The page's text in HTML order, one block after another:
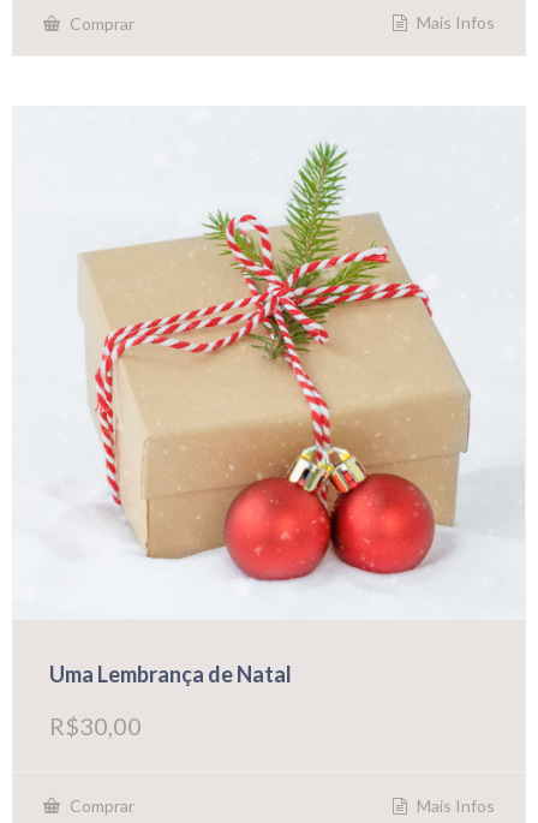
Comprar Mais Infos
Uma Lembrança de Natal
R$30,00
Comprar Mais Infos